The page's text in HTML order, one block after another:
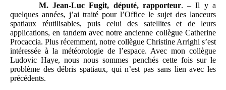
M. Jean-Luc Fugit, député, rapporteur. – Il y a
quelques années, j’ai traité pour l’Office le sujet des lanceurs
spatiaux réutilisables, puis celui des satellites et de leurs
applications, en tandem avec notre ancienne collègue Catherine
Procaccia. Plus récemment, notre collègue Christine Arrighi s’est
intéressée à la météorologie de l’espace. Avec mon collègue
Ludovic Haye, nous nous sommes penchés cette fois sur le
problème des débris spatiaux, qui n’est pas sans lien avec les
précédents.